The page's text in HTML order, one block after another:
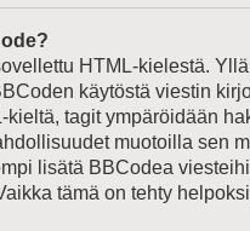
HTML-kielestä.
käytöstä viestin
kieltä, tagit ympäröidään
muotoilla sen
lisätä BBCodea
tämä on tehty